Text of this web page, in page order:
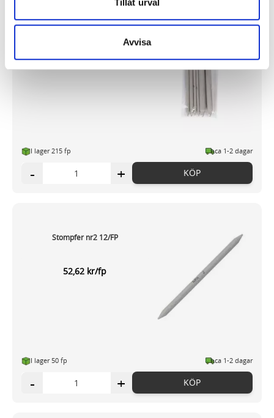
har cookies aktiverat.
och annonserna till användarna, tillhandahålla funktioner
för sociala medier och analysera vår trafik. Vi
vidarebefordrar även sådana identifierare och annan
information från din enhet till de sociala medier och
information som du har tillhandahållit eller som de har
samlat in när du har använt deras tjänster.
Avvisa
Stompf SENSE 6/fp
22,13 kr/fp
I lager 215 fp ca 1-2 dagar
- + KÖP
Stompfer nr2 12/FP
52,62 kr/fp
I lager 50 fp ca 1-2 dagar
- + KÖP